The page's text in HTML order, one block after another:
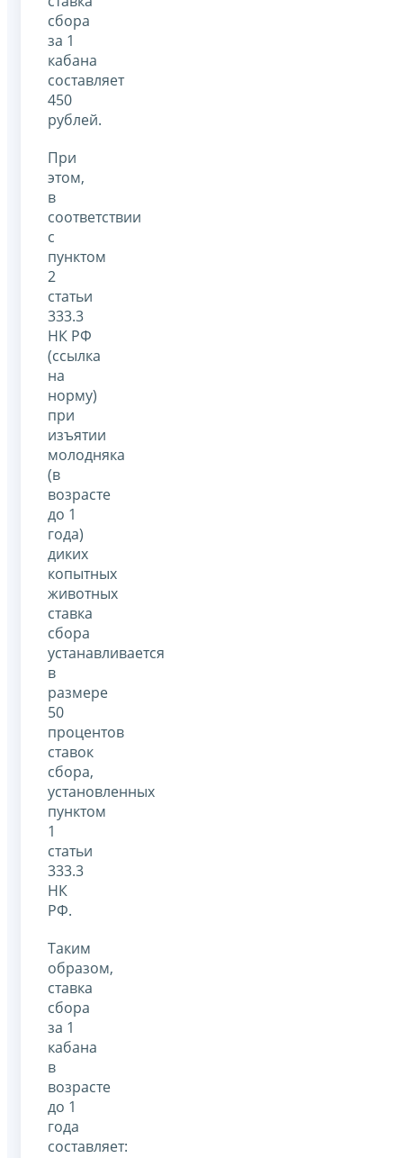
сбора
за 1
кабана
составляет
450
рублей.
При
этом,
в
соответствии
с
пунктом
2
статьи
333.3
НК РФ
(ссылка
на
норму)
при
изъятии
молодняка
(в
возрасте
до 1
года)
диких
копытных
животных
ставка
сбора
устанавливается
в
размере
50
процентов
ставок
сбора,
установленных
пунктом
1
статьи
333.3
НК
РФ.
Таким
образом,
ставка
сбора
за 1
кабана
в
возрасте
до 1
года
составляет: